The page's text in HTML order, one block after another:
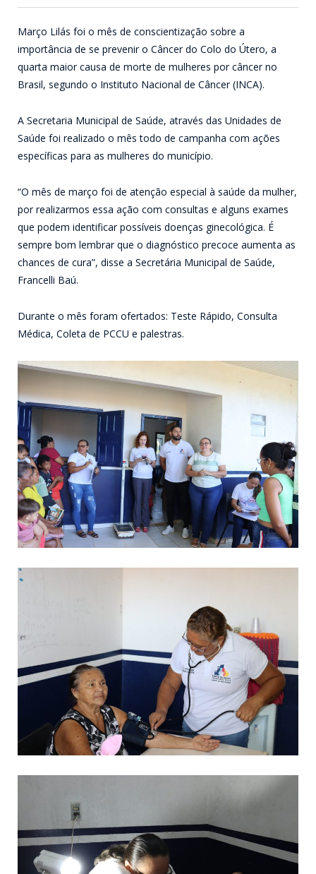
Março Lilás foi o mês de conscientização sobre a
importância de se prevenir o Câncer do Colo do Útero, a
quarta maior causa de morte de mulheres por câncer no
Brasil, segundo o Instituto Nacional de Câncer (INCA).
A Secretaria Municipal de Saúde, através das Unidades de
Saúde foi realizado o mês todo de campanha com ações
específicas para as mulheres do município.
“O mês de março foi de atenção especial à saúde da mulher,
por realizarmos essa ação com consultas e alguns exames
que podem identificar possíveis doenças ginecológica. É
sempre bom lembrar que o diagnóstico precoce aumenta as
chances de cura”, disse a Secretária Municipal de Saúde,
Francelli Baú.
Durante o mês foram ofertados: Teste Rápido, Consulta
Médica, Coleta de PCCU e palestras.